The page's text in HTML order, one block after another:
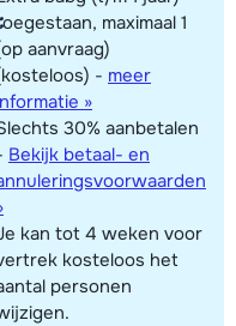
maximaal 1
aanvraag)
- meer
»
30% aanbetalen
Bekijk betaal- en
kan tot 4 weken voor
kosteloos het
personen